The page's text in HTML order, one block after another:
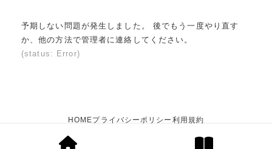
予期しない問題が発生しました。 後でもう一度やり直す
か、他の方法で管理者に連絡してください。
(status: Error)
HOMEプライバシーポリシー 利用規約